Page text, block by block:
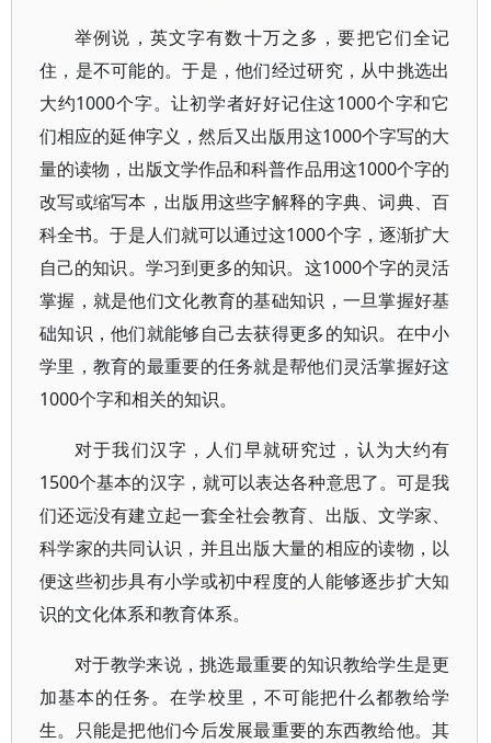
举例说，英文字有数十万之多，要把它们全记
住，是不可能的。于是，他们经过研究，从中挑选出
大约1000个字。让初学者好好记住这1000个字和它
们相应的延伸字义，然后又出版用这1000个字写的大
量的读物，出版文学作品和科普作品用这1000个字的
改写或缩写本，出版用这些字解释的字典、词典、百
科全书。于是人们就可以通过这1000个字，逐渐扩大
自己的知识。学习到更多的知识。这1000个字的灵活
掌握，就是他们文化教育的基础知识，一旦掌握好基
础知识，他们就能够自己去获得更多的知识。在中小
学里，教育的最重要的任务就是帮他们灵活掌握好这
1000个字和相关的知识。
对于我们汉字，人们早就研究过，认为大约有
1500个基本的汉字，就可以表达各种意思了。可是我
们还远没有建立起一套全社会教育、出版、文学家、
科学家的共同认识，并且出版大量的相应的读物，以
便这些初步具有小学或初中程度的人能够逐步扩大知
识的文化体系和教育体系。
对于教学来说，挑选最重要的知识教给学生是更
加基本的任务。在学校里，不可能把什么都教给学
生。只能是把他们今后发展最重要的东西教给他。其